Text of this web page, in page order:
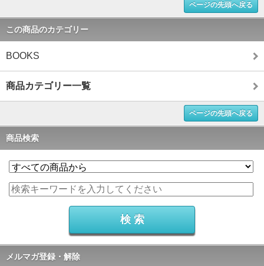
ページの先頭へ戻る
この商品のカテゴリー
BOOKS
商品カテゴリー一覧
ページの先頭へ戻る
商品検索
メルマガ登録・解除